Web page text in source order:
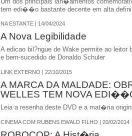
tem edi��o bastante decente em alta
NA ESTANTE | 14/04/2024
A Nova Legibilidade
A edicao bil?ngue de Wake permite ao leitor
e bem-sucedido de Donaldo Schuler
LINK EXTERNO | 22/10/2015
A MARCA DA MALDADE:
WELLES TEM NOVA
Leia a resenha deste DVD e a mat�ria
CINEMA COM RUBENS EWALD FILHO | 20/02/2014